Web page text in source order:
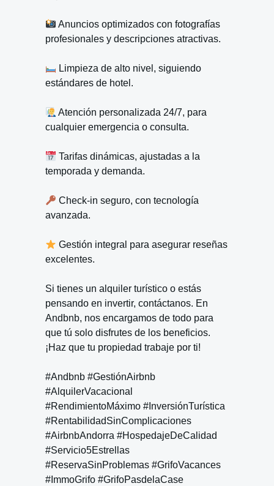
Anuncios optimizados con fotografías
profesionales y descripciones atractivas.
Limpieza de alto nivel, siguiendo
estándares de hotel.
Atención personalizada 24/7, para
cualquier emergencia o consulta.
Tarifas dinámicas, ajustadas a la
temporada y demanda.
Check-in seguro, con tecnología
avanzada.
Gestión integral para asegurar reseñas
excelentes.
Si tienes un alquiler turístico o estás
pensando en invertir, contáctanos. En
Andbnb, nos encargamos de todo para
que tú solo disfrutes de los beneficios.
¡Haz que tu propiedad trabaje por ti!
#Andbnb #GestiónAirbnb
#AlquilerVacacional
#RendimientoMáximo #InversiónTurística
#RentabilidadSinComplicaciones
#AirbnbAndorra #HospedajeDeCalidad
#Servicio5Estrellas
#ReservaSinProblemas #GrifoVacances
#ImmoGrifo #GrifoPasdelaCase